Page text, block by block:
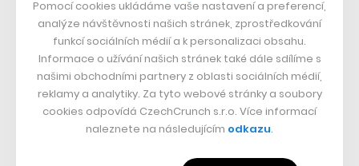
25k
56.4k
Pomocí cookies ukládáme vaše nastavení a preferencí,
analýze návštěvnosti našich stránek, zprostředkování
funkcí sociálních médií a k personalizaci obsahu.
Informace o užívání našich stránek také dále sdílíme s
našimi obchodními partnery z oblasti sociálních médií,
reklamy a analytiky. Za tyto webové stránky a soubory
cookies odpovídá CzechCrunch s.r.o. Více informací
naleznete na následujícím odkazu.